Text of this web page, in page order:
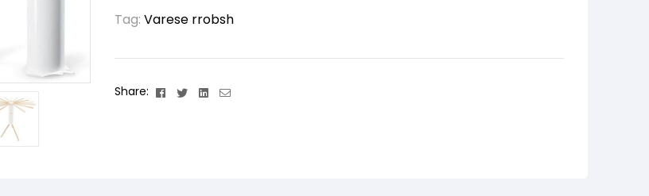
Tag: Varese rrobsh
Share: Facebook
TwitterLinkedin
Email